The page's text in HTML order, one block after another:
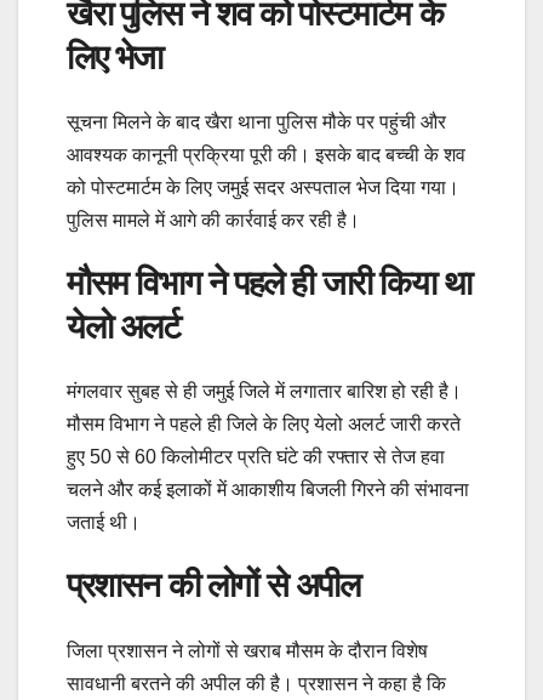
खैरा पुलिस ने शव को पोस्टमार्टम के
लिए भेजा
सूचना मिलने के बाद खैरा थाना पुलिस मौके पर पहुंची और
आवश्यक कानूनी प्रक्रिया पूरी की। इसके बाद बच्ची के शव
को पोस्टमार्टम के लिए जमुई सदर अस्पताल भेज दिया गया।
पुलिस मामले में आगे की कार्रवाई कर रही है।
मौसम विभाग ने पहले ही जारी किया था
येलो अलर्ट
मंगलवार सुबह से ही जमुई जिले में लगातार बारिश हो रही है।
मौसम विभाग ने पहले ही जिले के लिए येलो अलर्ट जारी करते
हुए 50 से 60 किलोमीटर प्रति घंटे की रफ्तार से तेज हवा
चलने और कई इलाकों में आकाशीय बिजली गिरने की संभावना
जताई थी।
प्रशासन की लोगों से अपील
जिला प्रशासन ने लोगों से खराब मौसम के दौरान विशेष
सावधानी बरतने की अपील की है। प्रशासन ने कहा है कि